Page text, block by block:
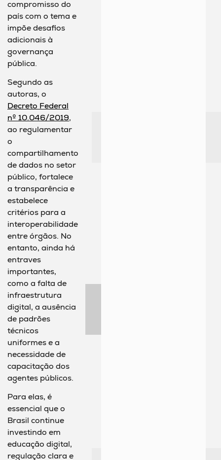
compromisso do
país com o tema e
impõe desafios
adicionais à
governança
pública.
Segundo as
autoras, o
Decreto Federal
nº 10.046/2019,
ao regulamentar
o
compartilhamento
de dados no setor
público, fortalece
a transparência e
estabelece
critérios para a
interoperabilidade
entre órgãos. No
entanto, ainda há
entraves
importantes,
como a falta de
infraestrutura
digital, a ausência
de padrões
técnicos
uniformes e a
necessidade de
capacitação dos
agentes públicos.
Para elas, é
essencial que o
Brasil continue
investindo em
educação digital,
regulação clara e